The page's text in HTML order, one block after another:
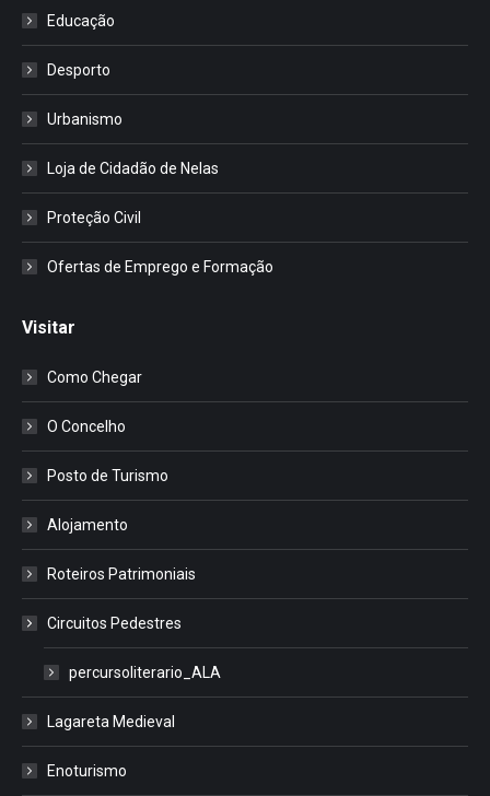
Educação
Desporto
Urbanismo
Loja de Cidadão de Nelas
Proteção Civil
Ofertas de Emprego e Formação
Visitar
Como Chegar
O Concelho
Posto de Turismo
Alojamento
Roteiros Patrimoniais
Circuitos Pedestres
percursoliterario_ALA
Lagareta Medieval
Enoturismo